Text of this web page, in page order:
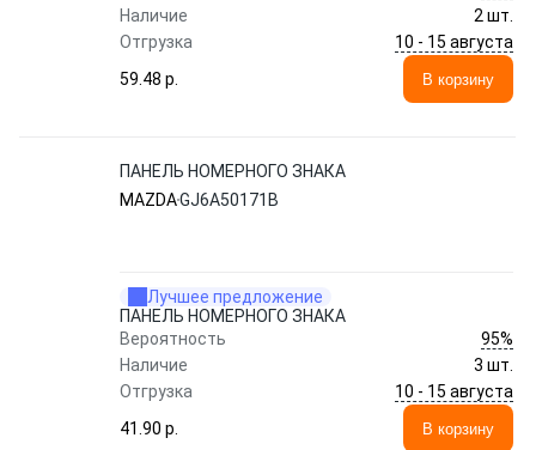
Наличие
2 шт.
Отгрузка
10 - 15 августа
59.48 p.
В корзину
ПАНЕЛЬ НОМЕРНОГО ЗНАКА
MAZDAGJ6A50171B
Лучшее предложение
ПАНЕЛЬ НОМЕРНОГО ЗНАКА
Вероятность
95%
Наличие
3 шт.
Отгрузка
10 - 15 августа
41.90 p.
В корзину